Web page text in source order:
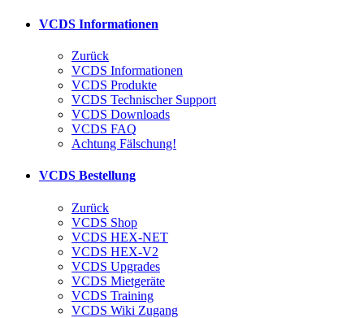
VCDS Informationen
Zurück
VCDS Informationen
VCDS Produkte
VCDS Technischer Support
VCDS Downloads
VCDS FAQ
Achtung Fälschung!
VCDS Bestellung
Zurück
VCDS Shop
VCDS HEX-NET
VCDS HEX-V2
VCDS Upgrades
VCDS Mietgeräte
VCDS Training
VCDS Wiki Zugang